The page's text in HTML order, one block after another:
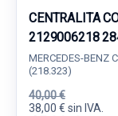
CENTRALITA
2129006218
MERCEDES-BENZ
(218.323)
40,00 €
38,00 € sin IVA.